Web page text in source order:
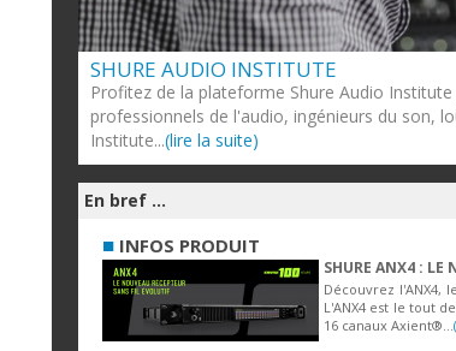
SHURE AUDIO INSTITUTE
Profitez de la plateforme Shure Audio
professionnels de l'audio, ingénieurs du son,
Institute...(lire la suite)
En bref ...
■ INFOS PRODUIT
SHURE ANX4 : LE
Découvrez l'ANX4,
L'ANX4 est le tout
16 canaux Axient®...